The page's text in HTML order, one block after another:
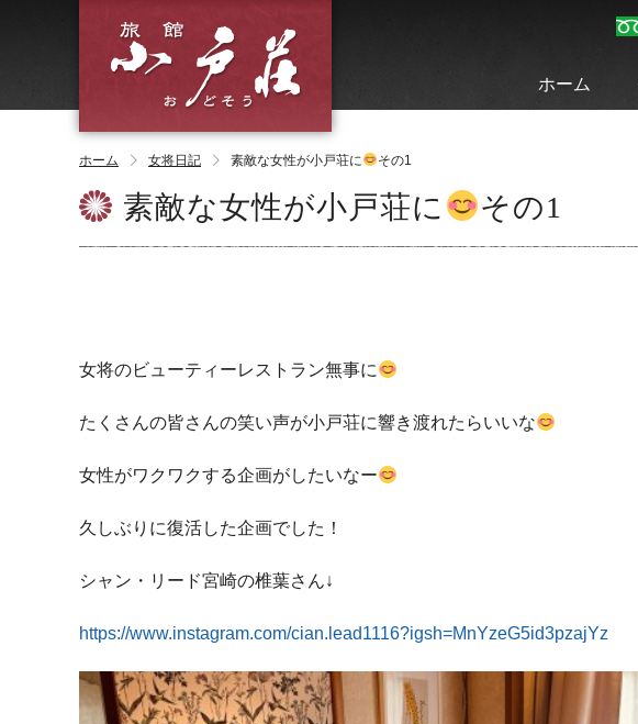
ホーム
ホーム 女将日記 素敵な女性が小戸荘に その1
素敵な女性が小戸荘に その1
女将のビューティーレストラン無事に
たくさんの皆さんの笑い声が小戸荘に響き渡れたらいいな
女性がワクワクする企画がしたいなー
久しぶりに復活した企画でした！
シャン・リード宮崎の椎葉さん↓
https://www.instagram.com/cian.lead1116?igsh=MnYzeG5id3pzajYz